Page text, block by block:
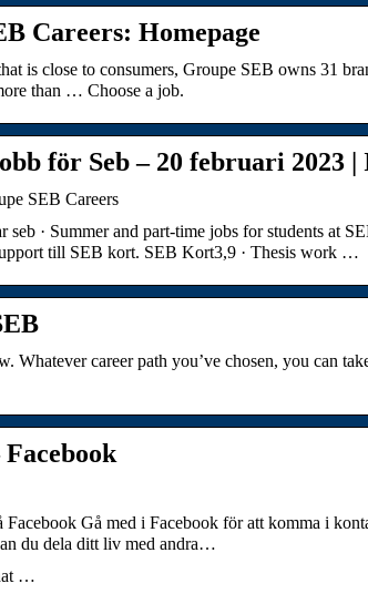
Careers: Homepage
is close to consumers, Groupe SEB owns 31
than … Choose a job.
för Seb – 20 februari 2023 |
SEB Careers
seb · Summer and part-time jobs for students at
till SEB kort. SEB Kort3,9 · Thesis work …
Whatever career path you’ve chosen, you can
Facebook
Facebook Gå med i Facebook för att komma i
du dela ditt liv med andra…
…